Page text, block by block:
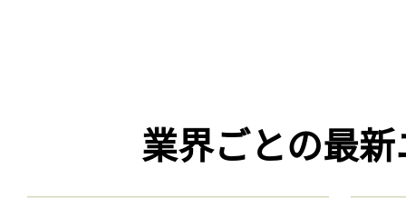
業界ごとの最